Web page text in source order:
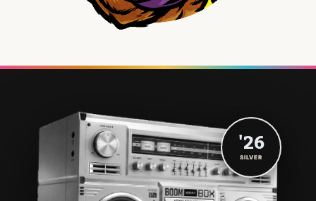
'26
SILVER